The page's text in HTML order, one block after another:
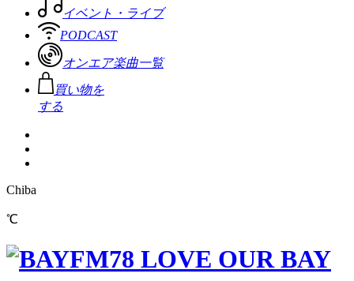
イベント・ライブ
PODCAST
オンエア楽曲一覧
買い物を
する
Chiba
℃